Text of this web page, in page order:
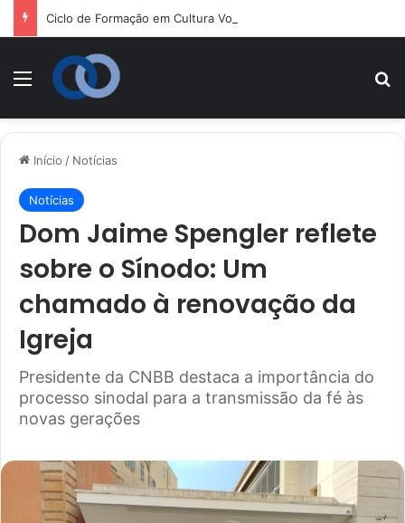
Menu
Início / Notícias
Notícias
Dom Jaime Spengler reflete
sobre o Sínodo: Um
chamado à renovação da
Igreja
Presidente da CNBB destaca a importância do
processo sinodal para a transmissão da fé às
novas gerações